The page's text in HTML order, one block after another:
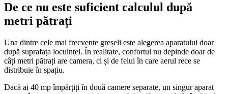
De ce nu este suficient calculul după
metri pătrați
Una dintre cele mai frecvente greșeli este alegerea aparatului doar
după suprafața locuinței. În realitate, confortul nu depinde doar de
câți metri pătrați are camera, ci și de felul în care aerul rece se
distribuie în spațiu.
Dacă ai 40 mp împărțiți în două camere separate, un singur aparat